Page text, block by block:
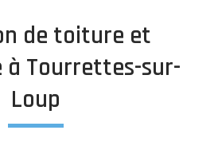
de toiture et
à Tourrettes-sur-
Loup